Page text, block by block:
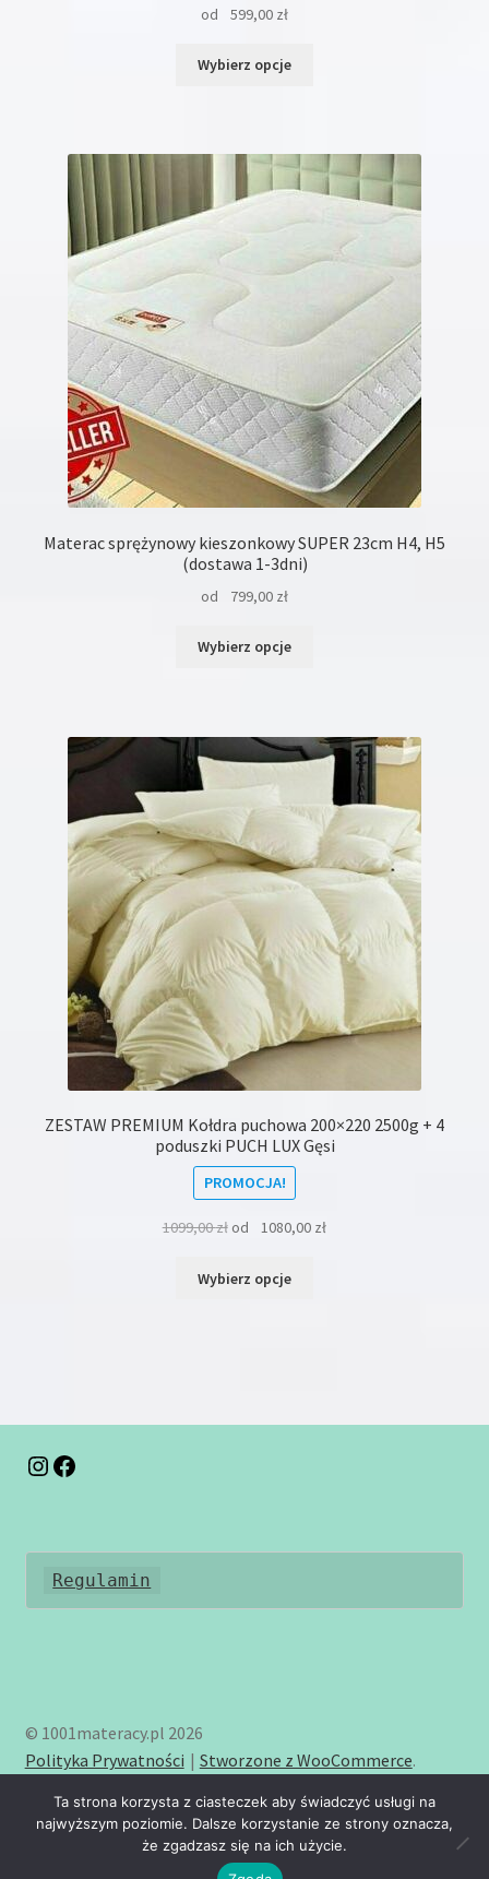
od 599,00 zł
Wybierz opcje
wariantów.
Opcje
można
stronie
produktu
Materac sprężynowy kieszonkowy SUPER 23cm H4, H5
(dostawa 1-3dni)
od 799,00 zł
Wybierz opcje
wariantów.
Opcje
można
wybrać
na
stronie
produktu
ZESTAW PREMIUM Kołdra puchowa 200×220 2500g + 4
poduszki PUCH LUX Gęsi
PROMOCJA!
1099,00złod 1080,00 zł
Wybierz opcje
Instagram
Regulamin
© 1001materacy.pl 2026
Polityka Prywatności
Stworzone z WooCommerce.
Ta strona korzysta z ciasteczek aby świadczyć usługi na
najwyższym poziomie. Dalsze korzystanie ze strony oznacza,
że zgadzasz się na ich użycie.